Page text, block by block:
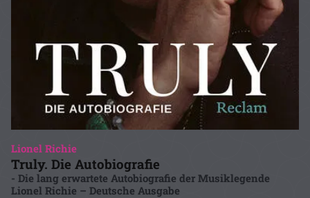
Lionel Richie
Truly. Die Autobiografie
- Die lang erwartete Autobiografie der Musiklegende
Lionel Richie – Deutsche Ausgabe